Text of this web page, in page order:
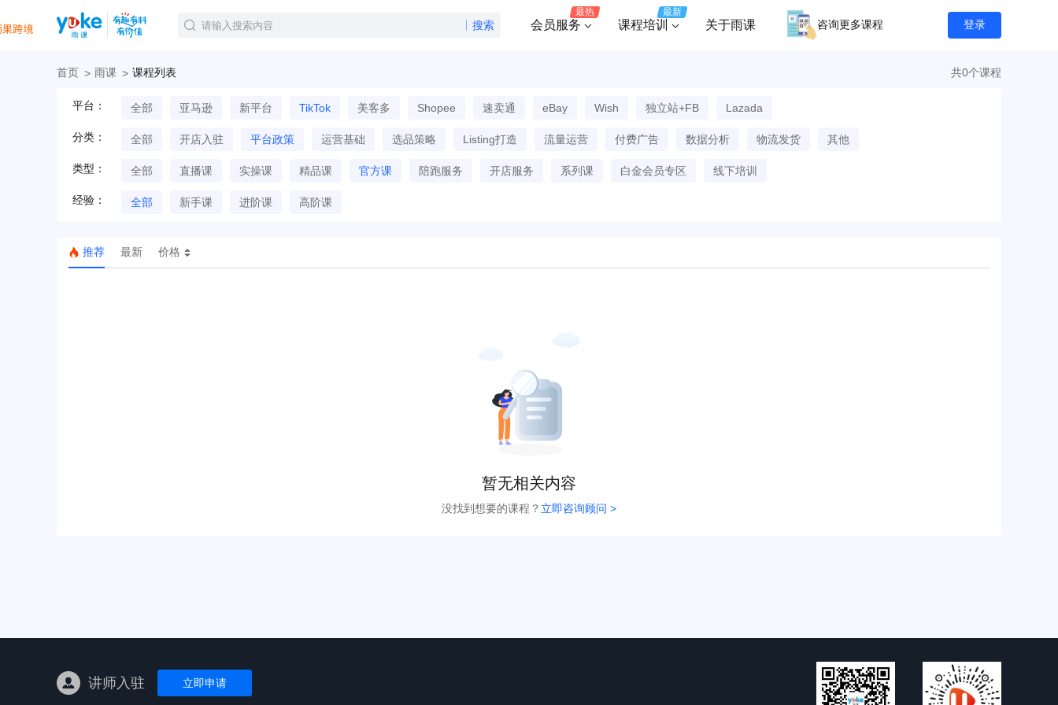
搜索 会员服务
最热
课程培训
最新
关于雨课 咨询更多课程 登录
首页 雨课 课程列表 共0个课程
平台： 全部 亚马逊 新平台 TikTok 美客多 Shopee 速卖通 eBay Wish 独立站+FB Lazada
分类： 全部 开店入驻 平台政策 运营基础 选品策略 Listing打造 流量运营 付费广告 数据分析 物流发货 其他
类型： 全部 直播课 实操课 精品课 官方课 陪跑服务 开店服务 系列课 白金会员专区 线下培训
经验： 全部 新手课 进阶课 高阶课
推荐 最新 价格
暂无相关内容
没找到想要的课程？ 立即咨询顾问 >
讲师入驻 立即申请